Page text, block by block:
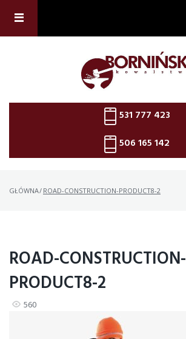
content
531 777 423
506 165 142
GŁÓWNA/ ROAD-CONSTRUCTION-PRODUCT8-2
ROAD-CONSTRUCTION-
PRODUCT8-2
560